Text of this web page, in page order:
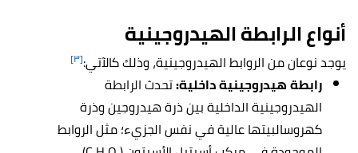
أنواع الرابطة الهيدروجينية
يوجد نوعان من الروابط الهيدروجينية، وذلك كالآتي:[٣]
رابطة هيدروجينية داخلية:تحدث الرابطة
الهيدروجينية الداخلية بين ذرة هيدروجين وذرة
كهروسالبيتها عالية في نفس الجزيء؛ مثل الروابط